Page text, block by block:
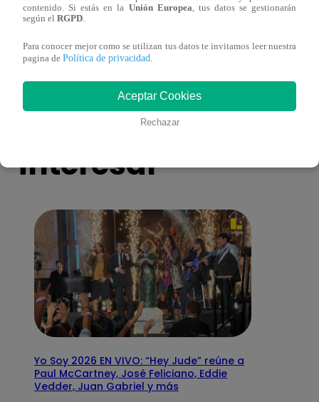
toma una difícil decisión por el futuro de
También te puede
interesar
Yo Soy 2026 EN VIVO: “Hey Jude” reúne a
Paul McCartney, José Feliciano, Eddie
Vedder, Juan Gabriel y más
contenido. Si estás en la Unión Europea, tus datos se gestionarán
según el RGPD.
Para conocer mejor como se utilizan tus datos te invitamos leer nuestra
pagina de Política de privacidad.
Aceptar Cookies
Rechazar